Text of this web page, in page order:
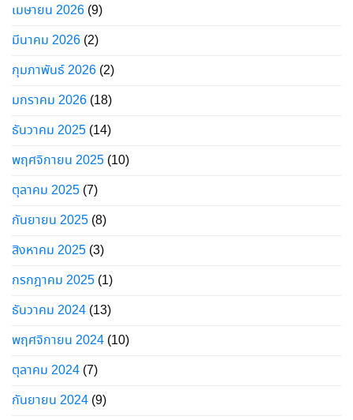
เมษายน 2026 (9)
มีนาคม 2026 (2)
กุมภาพันธ์ 2026 (2)
มกราคม 2026 (18)
ธันวาคม 2025 (14)
พฤศจิกายน 2025 (10)
ตุลาคม 2025 (7)
กันยายน 2025 (8)
สิงหาคม 2025 (3)
กรกฎาคม 2025 (1)
ธันวาคม 2024 (13)
พฤศจิกายน 2024 (10)
ตุลาคม 2024 (7)
กันยายน 2024 (9)